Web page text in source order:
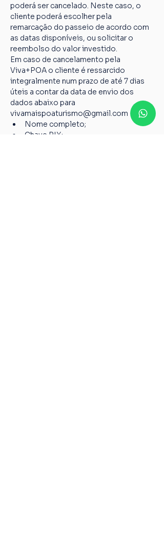
poderá ser cancelado. Neste caso, o
cliente poderá escolher pela
remarcação do passeio de acordo com
as datas disponíveis, ou solicitar o
reembolso do valor investido.
Em caso de cancelamento pela
Viva+POA o cliente é ressarcido
integralmente num prazo de até 7 dias
úteis a contar da data de envio dos
dados abaixo para
vivamaispoaturismo@gmail.com
Nome completo;
Chave PIX;